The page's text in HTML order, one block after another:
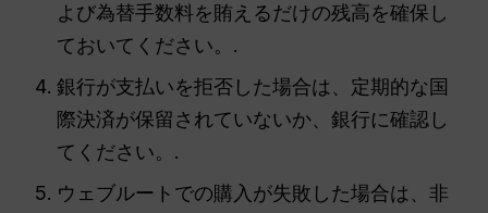
よび為替手数料を賄えるだけの残高を確保し
ておいてください。.
銀行が支払いを拒否した場合は、定期的な国
際決済が保留されていないか、銀行に確認し
てください。.
ウェブルートでの購入が失敗した場合は、非